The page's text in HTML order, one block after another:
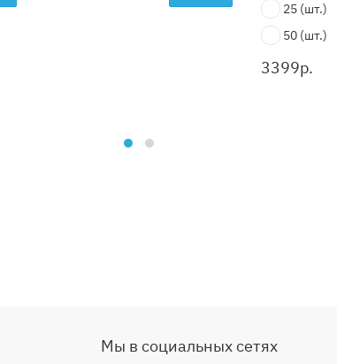
25 (шт.)
50 (шт.)
3399р.
Мы в социальных сетях